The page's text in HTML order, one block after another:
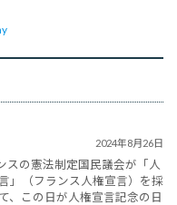
2024年8月26日
スの憲法制定国民議会が「人
」（フランス人権宣言）を採
、この日が人権宣言記念の日